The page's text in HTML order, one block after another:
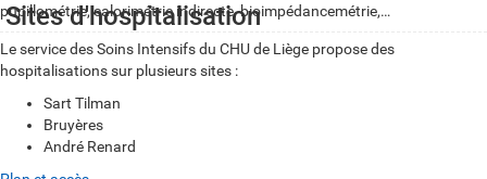
pupillométrie, calorimétrie indirecte, bioimpédancemétrie,…
Sites d'hospitalisation
Le service des Soins Intensifs du CHU de Liège propose des
hospitalisations sur plusieurs sites :
Sart Tilman
Bruyères
André Renard